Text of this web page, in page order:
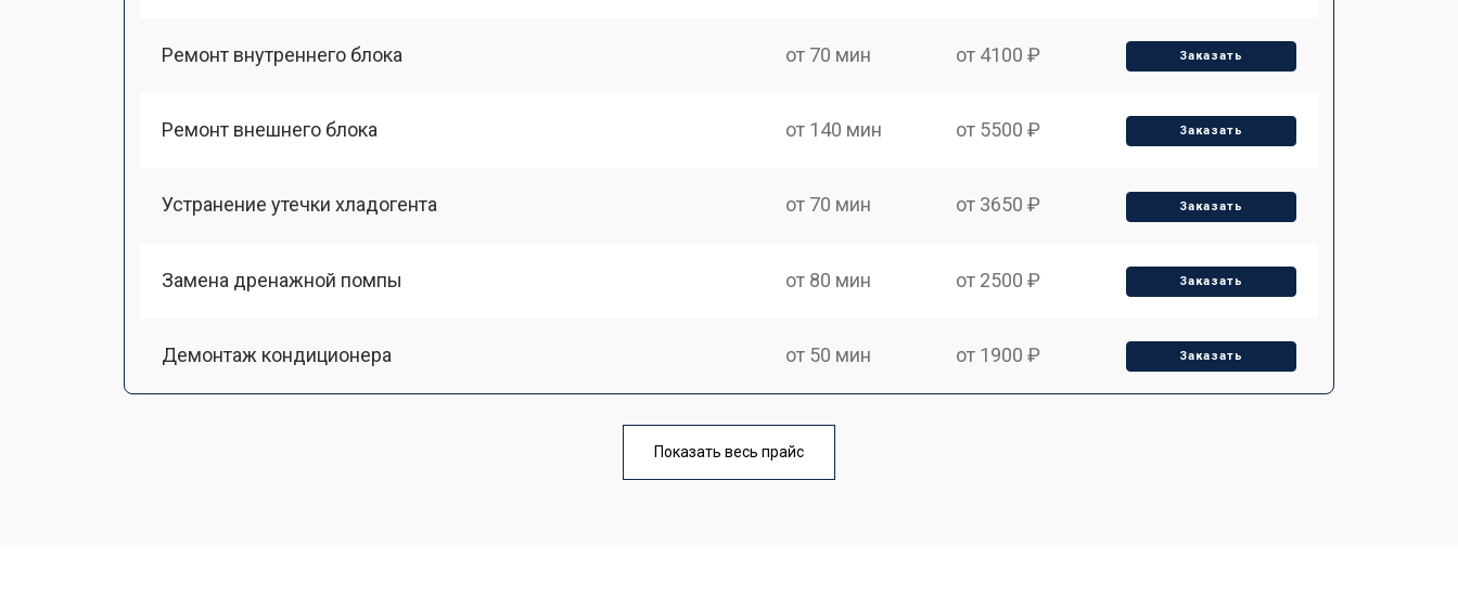
Ремонт внутреннего блока от 70 мин от 4100 ₽ Заказать
Ремонт внешнего блока от 140 мин от 5500 ₽ Заказать
Устранение утечки хладогента от 70 мин от 3650 ₽ Заказать
Замена дренажной помпы от 80 мин от 2500 ₽ Заказать
Демонтаж кондиционера от 50 мин от 1900 ₽ Заказать
от 80 мин
Показать весь прайс